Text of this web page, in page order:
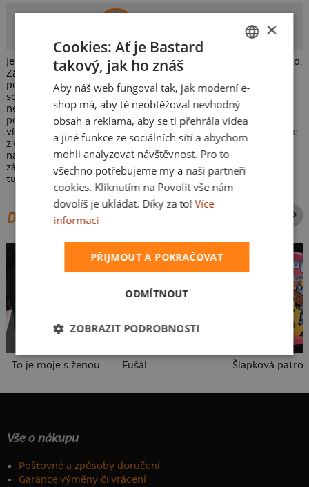
Je obecně známo, že na horách je zima a poměrně dost draho.
Základním kamenem úspěchu je tedy pořádně se zahřát a
pokud možno co nejlevněji. Když už všechny jiné způsoby
selžou, vždycky je tu ještě staré dobré tření. Fyzikálně
nezpochybnitelný zdroj tepla. Taková vysokohorská přirážka
pořádně rozhicuje ne jednoho, ale rovnou dva nebo rovnou
více zúčastněných. Jen se moc nezdržujte romantikou, aby se
z vás nestalo ledové sousoší. Přirážet je radno s
nadprůměrnou kadencí. Snáze pak dosáhnete vrcholu i v
základním táboře! Máme tričko pro milovníky vysokohorské
turistiky nebo prostě jen pro milovníky.
DALŠÍ POTISKY ZE STEJNÉ KATEGORIE
To je moje s ženou Fušál Šlapková
Vše o nákupu
Poštovné a způsoby doručení
Garance výměny či vrácení
SLOVAK
×
Cookies: Ať je Bastard
takový, jak ho znáš
Aby náš web fungoval tak, jak moderní e-
shop má, aby tě neobtěžoval nevhodný
obsah a reklama, aby se ti přehrála videa
a jiné funkce ze sociálních sítí a abychom
mohli analyzovat návštěvnost. Pro to
všechno potřebujeme my a naši partneři
cookies. Kliknutím na Povolit vše nám
dovolíš je ukládat. Díky za to! Více
informací
PŘIJMOUT A POKRAČOVAT
ODMÍTNOUT
ZOBRAZIT PODROBNOSTI